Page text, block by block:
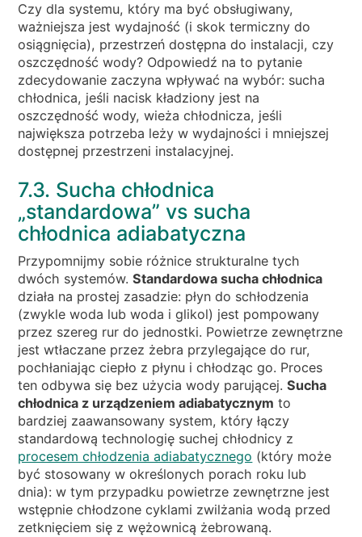
Czy dla systemu, który ma być obsługiwany,
ważniejsza jest wydajność (i skok termiczny do
osiągnięcia), przestrzeń dostępna do instalacji, czy
oszczędność wody? Odpowiedź na to pytanie
zdecydowanie zaczyna wpływać na wybór: sucha
chłodnica, jeśli nacisk kładziony jest na
oszczędność wody, wieża chłodnicza, jeśli
największa potrzeba leży w wydajności i mniejszej
dostępnej przestrzeni instalacyjnej.
7.3. Sucha chłodnica
„standardowa” vs sucha
chłodnica adiabatyczna
Przypomnijmy sobie różnice strukturalne tych
dwóch systemów.Standardowa sucha chłodnica
działa na prostej zasadzie: płyn do schłodzenia
(zwykle woda lub woda i glikol) jest pompowany
przez szereg rur do jednostki. Powietrze zewnętrzne
jest wtłaczane przez żebra przylegające do rur,
pochłaniając ciepło z płynu i chłodząc go. Proces
ten odbywa się bez użycia wody parującej.Sucha
chłodnica z urządzeniem adiabatycznym to
bardziej zaawansowany system, który łączy
standardową technologię suchej chłodnicy z
procesem chłodzenia adiabatycznego (który może
być stosowany w określonych porach roku lub
dnia): w tym przypadku powietrze zewnętrzne jest
wstępnie chłodzone cyklami zwilżania wodą przed
zetknięciem się z wężownicą żebrowaną.